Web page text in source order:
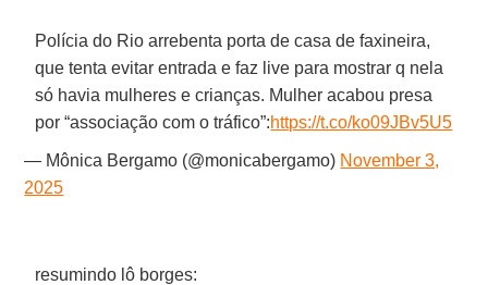
Polícia do Rio arrebenta porta de casa de faxineira,
que tenta evitar entrada e faz live para mostrar q nela
só havia mulheres e crianças. Mulher acabou presa
por “associação com o tráfico”:https://t.co/ko09JBv5U5
— Mônica Bergamo (@monicabergamo) November 3,
2025
resumindo lô borges: